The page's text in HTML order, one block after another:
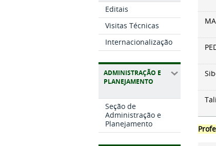
Editais
Visitas Técnicas
Internacionalização
ADMINISTRAÇÃO E
PLANEJAMENTO
Seção de
Administração e
Planejamento